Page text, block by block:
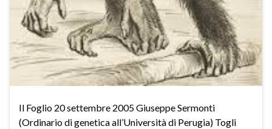
Il Foglio 20 settembre 2005 Giuseppe Sermonti
(Ordinario di genetica all’Università di Perugia) Togli